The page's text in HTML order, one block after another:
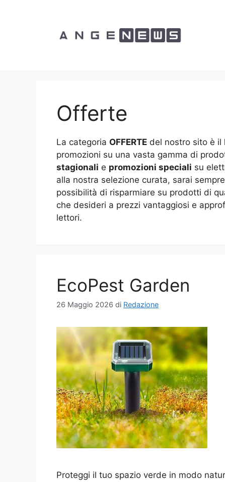
Offerte
La categoria OFFERTE del nostro sito è il
promozioni su una vasta gamma di
stagionali e promozioni speciali su
alla nostra selezione curata, sarai
possibilità di risparmiare su prodotti di
che desideri a prezzi vantaggiosi e
lettori.
EcoPest Garden
26 Maggio 2026 di Redazione
Proteggi il tuo spazio verde in modo